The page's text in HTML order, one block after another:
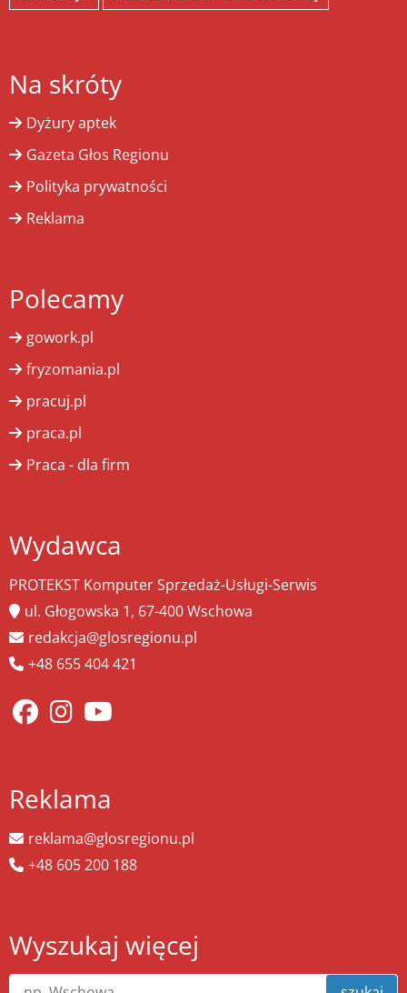
Na skróty
Dyżury aptek
Gazeta Głos Regionu
Polityka prywatności
Reklama
Polecamy
gowork.pl
fryzomania.pl
pracuj.pl
praca.pl
Praca - dla firm
Wydawca
PROTEKST Komputer Sprzedaż-Usługi-Serwis
ul. Głogowska 1, 67-400 Wschowa
redakcja@glosregionu.pl
+48 655 404 421
Reklama
reklama@glosregionu.pl
+48 605 200 188
Wyszukaj więcej